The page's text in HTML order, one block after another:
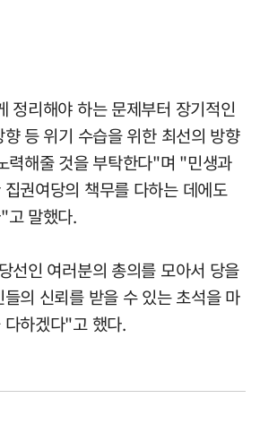
정리해야 하는 문제부터 장기적인
등 위기 수습을 위한 최선의 방향
력해줄 것을 부탁한다"며 "민생과
권여당의 책무를 다하는 데에도
고 말했다.
선인 여러분의 총의를 모아서 당을
의 신뢰를 받을 수 있는 초석을 마
하겠다"고 했다.